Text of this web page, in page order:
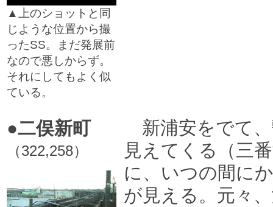
▲上のショットと同
じような位置から撮
ったSS。まだ発展前
なので悪しからず。
それにしてもよく似
ている。
●二俣新町
（322,258）
新浦安をでて
見えてくる（三
に、いつの間に
が見える。元々